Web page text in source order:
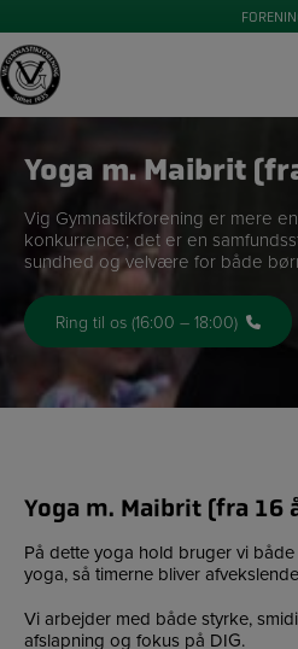
til
indholdet
Yoga m. Maibrit
Vig Gymnastikforening er mere
konkurrence; det er en
sundhed og velvære for både
Ring til os (16:00 – 18:00)
Yoga m. Maibrit (fra 16
På dette yoga hold bruger vi
yoga, så timerne bliver
Vi arbejder med både styrke,
afslapning og fokus på DIG.